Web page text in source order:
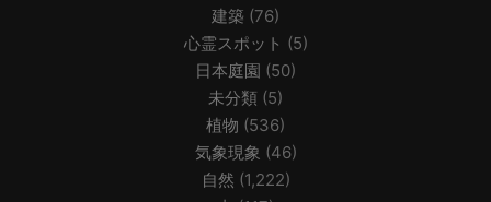
建築 (76)
心霊スポット (5)
日本庭園 (50)
未分類 (5)
植物 (536)
気象現象 (46)
自然 (1,222)